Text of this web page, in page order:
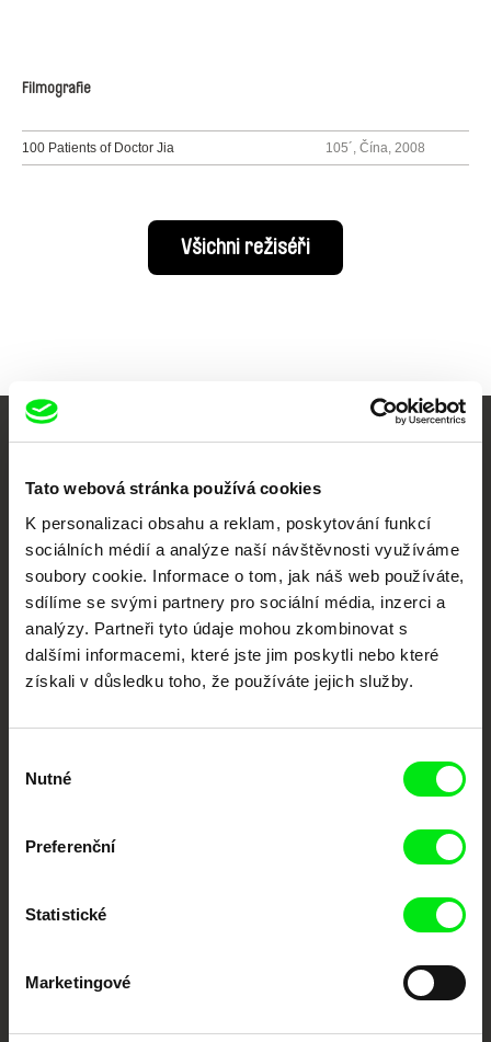
Tato webová stránka používá cookies
K personalizaci obsahu a reklam, poskytování funkcí
sociálních médií a analýze naší návštěvnosti využíváme
soubory cookie. Informace o tom, jak náš web používáte,
sdílíme se svými partnery pro sociální média, inzerci a
analýzy. Partneři tyto údaje mohou zkombinovat s
dalšími informacemi, které jste jim poskytli nebo které
získali v důsledku toho, že používáte jejich služby.
souhlasu
Nutné
Preferenční
Statistické
Marketingové
Filmografie
100 Patients of Doctor Jia 105´, Čína, 2008
Všichni režiséři
dokumentární kino
Nové festivalové filmy
každý týden
festivalů dokumentárního filmu sdružených do Doc Alliance. Naším cílem je
posouvat hranice dokumentárního filmu, propagovat jeho rozmanitost a
podporovat kvalitní autorské filmy.
DOK Leipzig